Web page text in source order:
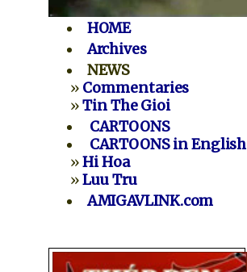
HOME
Archives
NEWS
» Commentaries
»Tin The Gioi
CARTOONS
CARTOONS in English
»Hi Hoa
»Luu Tru
AMIGAVLINK.com